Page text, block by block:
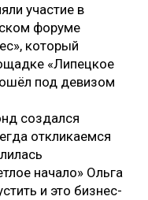
участие в
форуме
который
«Липецкое
под девизом
создался
откликаемся
начало» Ольга
и это бизнес-